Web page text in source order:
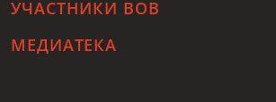
УЧАСТНИКИ ВОВ
МЕДИАТЕКА